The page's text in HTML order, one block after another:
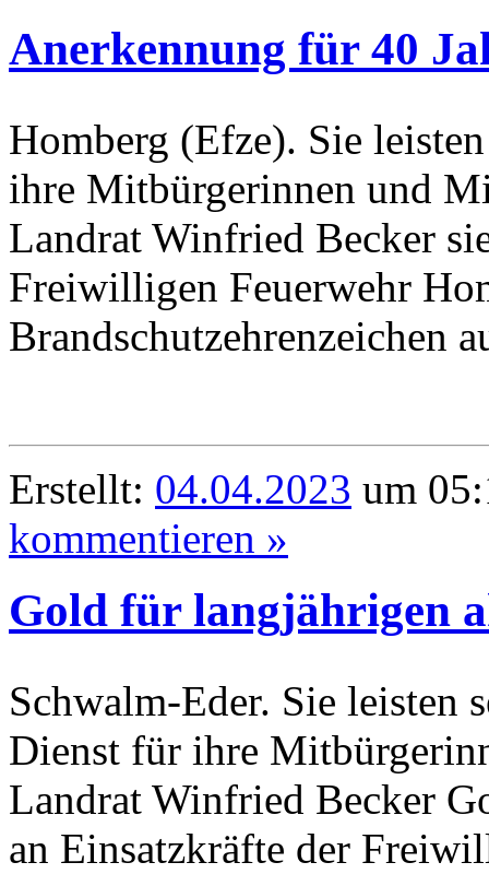
Anerkennung für 40
Homberg (Efze). Sie
ihre Mitbürgerinnen und
Landrat Winfried Becker
Freiwilligen Feuerwehr
Brandschutzehrenzeichen
Erstellt: 04.04.2023 um
kommentieren »
Gold für langjährigen
Schwalm-Eder. Sie leisten
Dienst für ihre
Landrat Winfried Becker
an Einsatzkräfte der